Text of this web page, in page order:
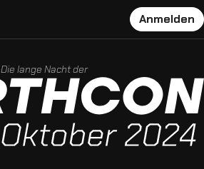
Anmelden
Die lange Nacht der